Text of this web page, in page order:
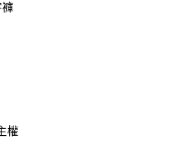
褲
權